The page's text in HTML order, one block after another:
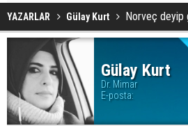
YAZARLAR Gülay Kurt Norveç deyip
Gülay Kurt
Dr. Mimar
E-posta: